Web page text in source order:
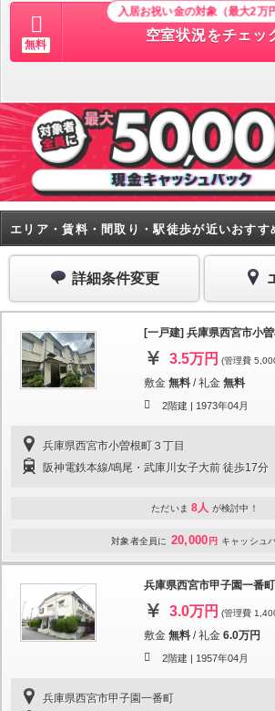
無料
入居お祝い金の対象（最大2万
空室状況をチェッ
エリア・賃料・間取り・駅徒歩が近いおすす
詳細条件変更
[一戸建] 兵庫県西宮市小
3.5万円 (管理費
敷金 無料 /礼金 無料
2階建 | 1973年04月
兵庫県西宮市小曽根町３丁目
阪神電鉄本線/鳴尾・武庫川女子大前 徒歩17分
ただいま 8人 が検討中！
対象者全員に 20,000 円 キャッシュ
兵庫県西宮市甲子園一番
3.0万円 (管理費
敷金 無料 /礼金 6.0万円
2階建 | 1957年04月
兵庫県西宮市甲子園一番町